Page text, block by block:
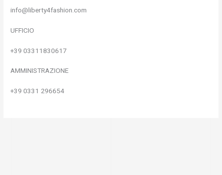
info@liberty4fashion.com
UFFICIO
+39 03311830617
AMMINISTRAZIONE
+39 0331 296654